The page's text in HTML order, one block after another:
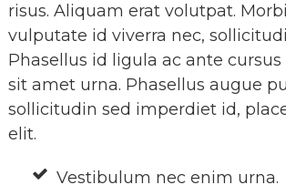
risus. Aliquam erat volutpat.
vulputate id viverra nec,
Phasellus id ligula ac ante
sit amet urna. Phasellus augue
sollicitudin sed imperdiet id,
elit.
Vestibulum nec enim urna.